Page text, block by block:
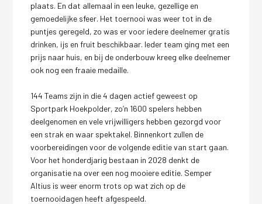
plaats. En dat allemaal in een leuke, gezellige en
gemoedelijke sfeer. Het toernooi was weer tot in de
puntjes geregeld, zo was er voor iedere deelnemer gratis
drinken, ijs en fruit beschikbaar. Ieder team ging met een
prijs naar huis, en bij de onderbouw kreeg elke deelnemer
ook nog een fraaie medaille.
144 Teams zijn in die 4 dagen actief geweest op
Sportpark Hoekpolder, zo’n 1600 spelers hebben
deelgenomen en vele vrijwilligers hebben gezorgd voor
een strak en waar spektakel. Binnenkort zullen de
voorbereidingen voor de volgende editie van start gaan.
Voor het honderdjarig bestaan in 2028 denkt de
organisatie na over een nog mooiere editie. Semper
Altius is weer enorm trots op wat zich op de
toernooidagen heeft afgespeeld.